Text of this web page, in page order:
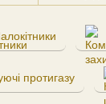
протигазу